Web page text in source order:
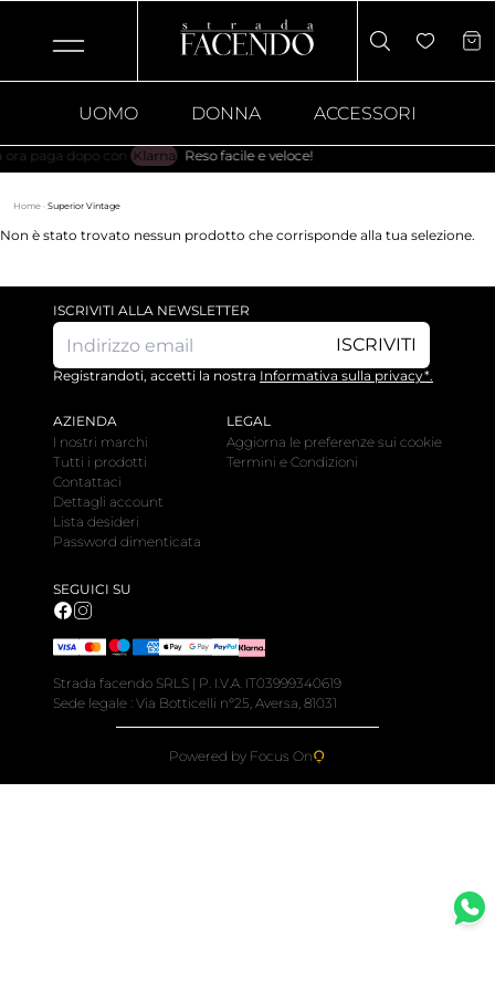
UOMO DONNA ACCESSORI
paga dopo conKlarna. Reso facile e veloce!
Home · Superior Vintage
Non è stato trovato nessun prodotto che corrisponde alla tua selezione.
ISCRIVITI ALLA NEWSLETTER
ISCRIVITI
Registrandoti, accetti la nostra Informativa sulla privacy*.
AZIENDA
I nostri marchi
Tutti i prodotti
Contattaci
Dettagli account
Lista desideri
Password dimenticata
LEGAL
Aggiorna le preferenze sui cookie
Termini e Condizioni
SEGUICI SU
Strada facendo SRLS | P. I.V.A. IT03999340619
Sede legale : Via Botticelli n°25, Aversa, 81031
Powered by Focus On